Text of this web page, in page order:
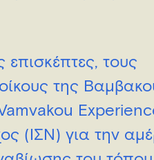
τους
της
(ΙΣΝ) για την